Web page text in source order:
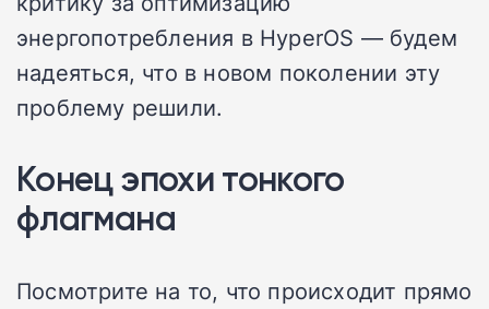
энергопотребления в HyperOS — будем
надеяться, что в новом поколении эту
проблему решили.
Конец эпохи тонкого
флагмана
Посмотрите на то, что происходит прямо